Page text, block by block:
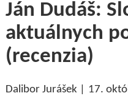
Ján Dudáš:
aktuálnych
(recenzia)
Dalibor Jurášek 17.